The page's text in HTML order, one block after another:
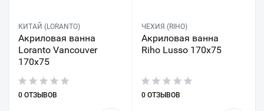
КИТАЙ (LORANTO)
Акриловая ванна
Loranto Vancouver
170х75
0 ОТЗЫВОВ
ЧЕХИЯ (RIHO)
Акриловая ванна
Riho Lusso 170x75
0 ОТЗЫВОВ